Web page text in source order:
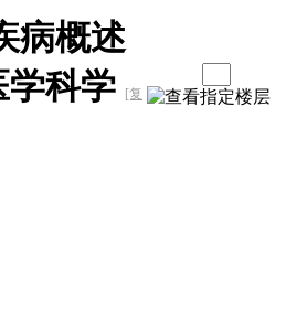
病概述
学科学
[复